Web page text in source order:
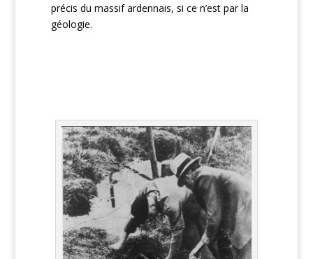
précis du massif ardennais, si ce n’est par la
géologie.